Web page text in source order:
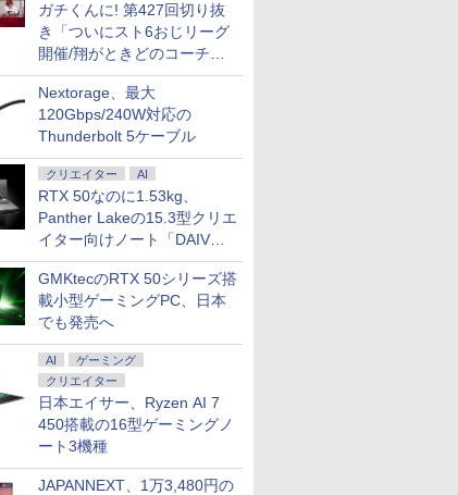
ガチくんに! 第427回切り抜
き「ついにスト6おじリーグ
開催/翔がときどのコーチ就
任など」
Nextorage、最大
120Gbps/240W対応の
Thunderbolt 5ケーブル
クリエイター AI
RTX 50なのに1.53kg、
Panther Lakeの15.3型クリエ
イター向けノート「DAIV
Z5」
GMKtecのRTX 50シリーズ搭
載小型ゲーミングPC、日本
でも発売へ
AI
ゲーミング
クリエイター
日本エイサー、Ryzen AI 7
450搭載の16型ゲーミングノ
ート3機種
JAPANNEXT、1万3,480円の